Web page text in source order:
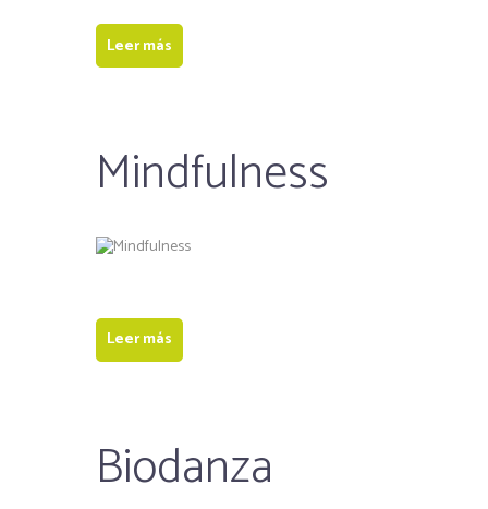
Leer más
Mindfulness
Leer más
Biodanza